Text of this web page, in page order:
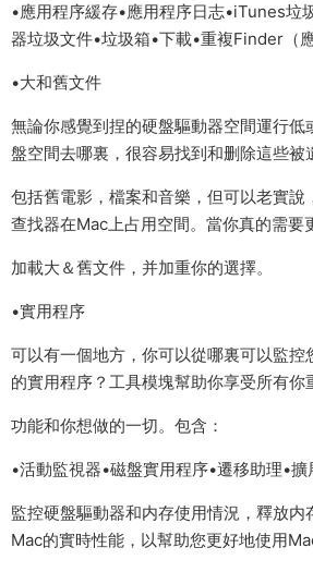
•應用程序緩存•應用程序日志•iTunes垃
器垃圾文件•垃圾箱•下載•重複Finder（
•大和舊文件
無論你感覺到捏的硬盤驅動器空間運行低
盤空間去哪裏，很容易找到和删除這些被
包括舊電影，檔案和音樂，但可以老實說
查找器在Mac上占用空間。當你真的需要
加載大＆舊文件，并加重你的選擇。
•實用程序
可以有一個地方，你可以從哪裏可以監控
的實用程序？工具模塊幫助你享受所有你
功能和你想做的一切。包含：
•活動監視器•磁盤實用程序•遷移助理•
監控硬盤驅動器和内存使用情況，釋放内
Mac的實時性能，以幫助您更好地使用